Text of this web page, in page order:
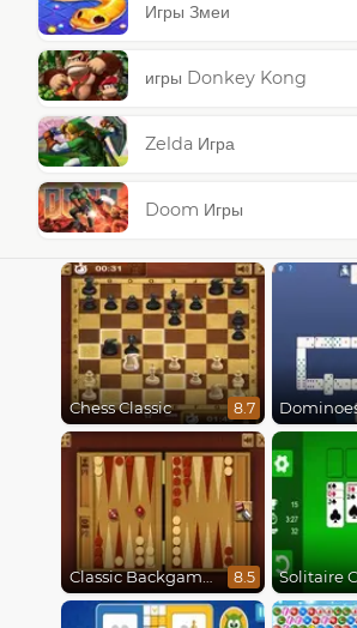
Игры Змеи
игры Donkey Kong
Zelda Игра
Doom Игры
Chess Classic 8.7
Classic Backgammon 8.5 Solitaire